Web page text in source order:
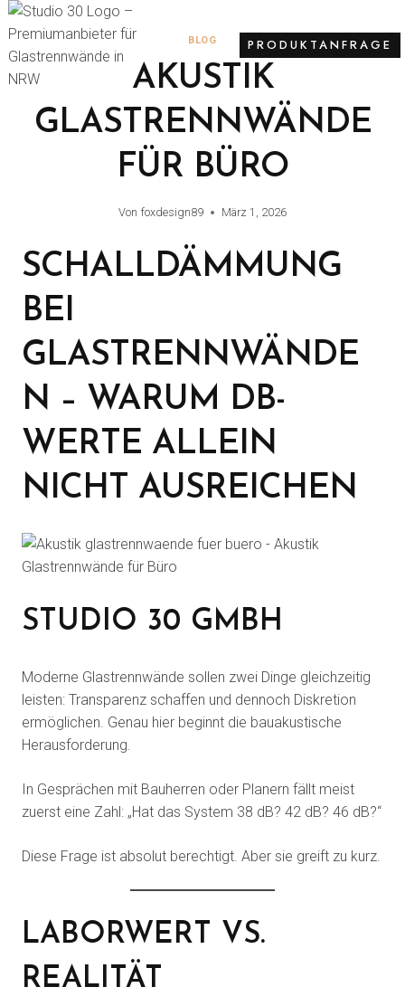
PRODUKTANFRAGE
BLOG
AKUSTIK
GLASTRENNWÄNDE
FÜR BÜRO
Von foxdesign89 März 1, 2026
SCHALLDÄMMUNG
BEI
GLASTRENNWÄNDE
N – WARUM DB-
WERTE ALLEIN
NICHT AUSREICHEN
STUDIO 30 GMBH
Moderne Glastrennwände sollen zwei Dinge gleichzeitig
leisten: Transparenz schaffen und dennoch Diskretion
ermöglichen. Genau hier beginnt die bauakustische
Herausforderung.
In Gesprächen mit Bauherren oder Planern fällt meist
zuerst eine Zahl: „Hat das System 38 dB? 42 dB? 46 dB?“
Diese Frage ist absolut berechtigt. Aber sie greift zu kurz.
LABORWERT VS.
REALITÄT